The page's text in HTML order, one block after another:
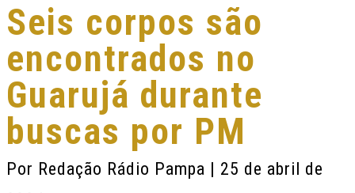
Seis corpos são
encontrados no
Guarujá durante
buscas por PM
Por Redação Rádio Pampa | 25 de abril de